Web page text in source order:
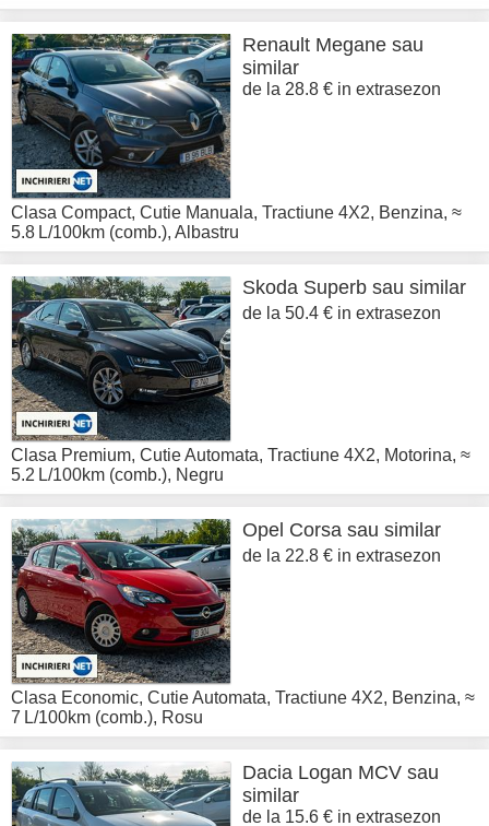
Renault Megane sau
similar
de la 28.8 € in extrasezon
Clasa Compact, Cutie Manuala, Tractiune 4X2, Benzina, ≈
5.8 L/100km (comb.), Albastru
Skoda Superb sau similar
de la 50.4 € in extrasezon
Clasa Premium, Cutie Automata, Tractiune 4X2, Motorina, ≈
5.2 L/100km (comb.), Negru
Opel Corsa sau similar
de la 22.8 € in extrasezon
Clasa Economic, Cutie Automata, Tractiune 4X2, Benzina, ≈
7 L/100km (comb.), Rosu
Dacia Logan MCV sau
similar
de la 15.6 € in extrasezon